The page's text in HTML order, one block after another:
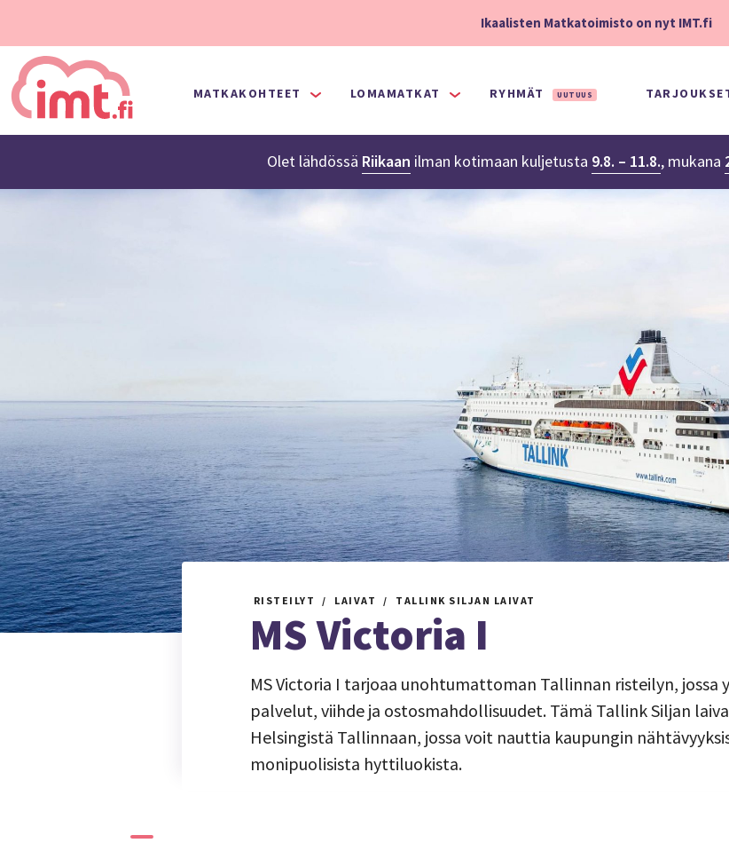
Ikaalisten Matkatoimisto on nyt IMT.fi
MATKAKOHTEET LOMAMATKAT RYHMÄT UUTUUS
Olet lähdössä Riikaan ilman kotimaan kuljetusta 9.8. – 11.8., mukana
RISTEILYT LAIVAT TALLINK SILJAN LAIVAT
MS Victoria I
MS Victoria I tarjoaa unohtumattoman Tallinnan risteilyn, jossa
palvelut, viihde ja ostosmahdollisuudet. Tämä Tallink Siljan
Helsingistä Tallinnaan, jossa voit nauttia kaupungin
monipuolisista hyttiluokista.